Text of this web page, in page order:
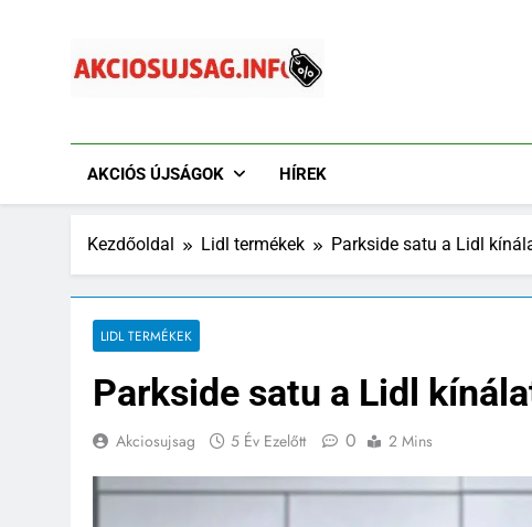
tartalomra
Akciósújság.info
AKCIÓS ÚJSÁGOK HÍREK
Kezdőoldal Lidl termékek Parkside satu a Lidl
LIDL TERMÉKEK
Parkside satu a Lidl
Akciosujsag 5 Év Ezelőtt 0 2 Mins